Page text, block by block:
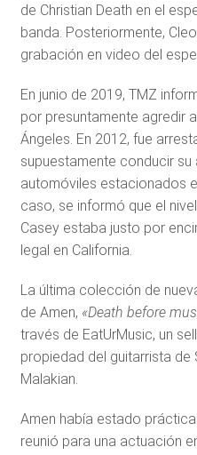
de Christian Death en el
banda. Posteriormente,
grabación en video del
En junio de 2019, TMZ
por presuntamente agredir
Ángeles. En 2012, fue
supuestamente conducir
automóviles estacionados
caso, se informó que el
Casey estaba justo por
legal en California.
La última colección de
de Amen, «Death before
través de EatUrMusic, un
propiedad del guitarrista de
Malakian.
Amen había estado
reunió para una actuación